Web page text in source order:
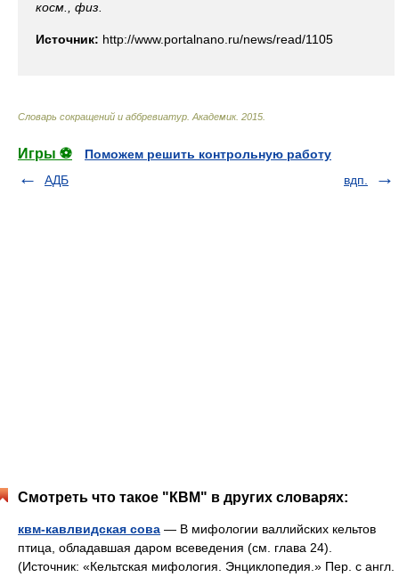
косм., физ.
Источник: http://www.portalnano.ru/news/read/1105
Словарь сокращений и аббревиатур Академик. 2015
Игры ⚽
Поможем решить контрольную работу
АДБ
вдп.
Смотреть что такое "КВМ" в других словарях:
квм-кавлвидская сова — В мифологии валлийских кельтов
птица, обладавшая даром всеведения (см. глава 24).
(Источник: «Кельтская мифология. Энциклопедия.» Пер. с англ.